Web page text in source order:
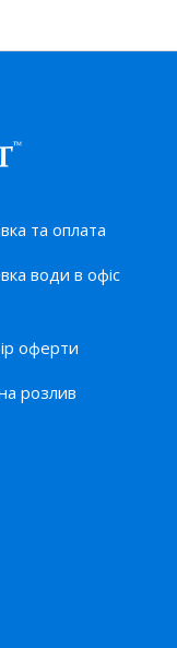
та оплата
води в офіс
оферти
розлив